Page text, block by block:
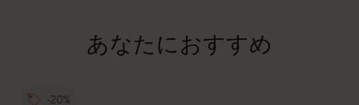
あなたにおすすめ
-20%